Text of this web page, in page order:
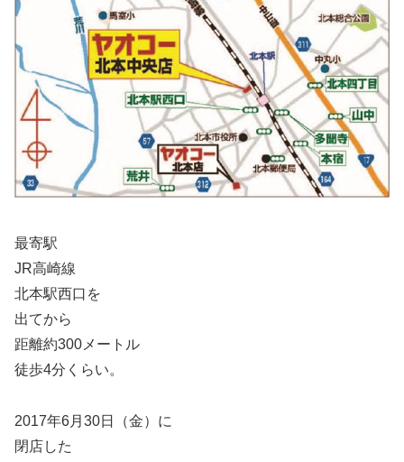
最寄駅
JR高崎線
北本駅西口を
出てから
距離約300メートル
徒歩4分くらい。
2017年6月30日（金）に
閉店した